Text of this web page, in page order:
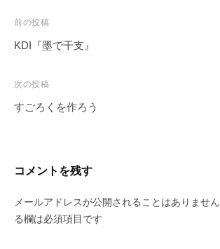
投
稿
ビ
ゲ
前の投稿
KDI『墨で干支』
次の投稿
すごろくを作ろう
コメントを残す
メールアドレスが公開されることはありません
る欄は必須項目です